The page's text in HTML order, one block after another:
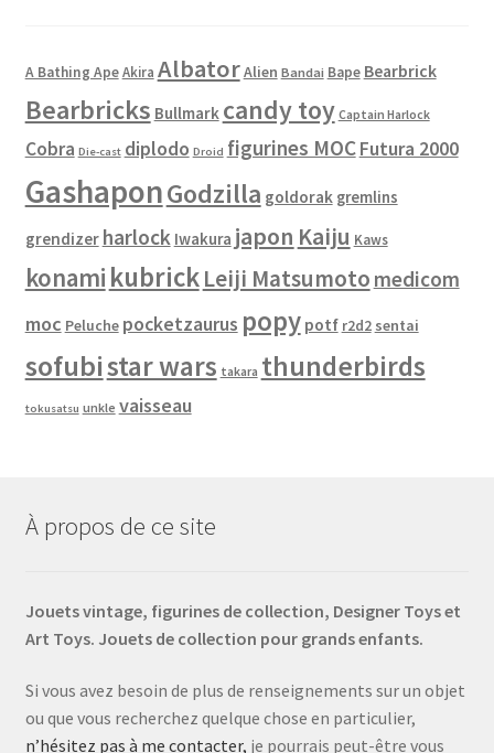
A Bathing Ape Akira AlbatorAlien Bandai Bape Bearbrick
Bearbricks Bullmark candy toy Captain Harlock
Cobra Die-cast diplodo Droid figurines MOCFutura 2000
GashaponGodzilla goldorak gremlins
grendizer harlock Iwakura japon Kaiju Kaws
konami kubrickLeiji Matsumoto medicom
moc Peluche pocketzaurus popy potf r2d2 sentai
sofubistar wars takara thunderbirds
tokusatsu unkle vaisseau
À propos de ce site
Jouets vintage, figurines de collection, Designer Toys et
Art Toys. Jouets de collection pour grands enfants.
Si vous avez besoin de plus de renseignements sur un objet
ou que vous recherchez quelque chose en particulier,
n’hésitez pas à me contacter, je pourrais peut-être vous